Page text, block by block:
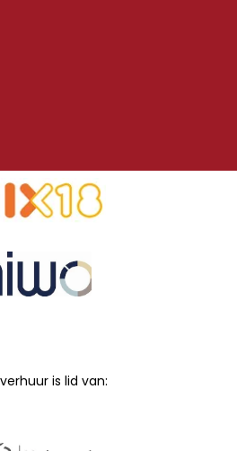
is lid van: